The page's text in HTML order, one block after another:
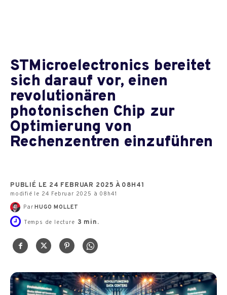
STMicroelectronics bereitet
sich darauf vor, einen
revolutionären
photonischen Chip zur
Optimierung von
Rechenzentren einzuführen
PUBLIÉ LE 24 FEBRUAR 2025 À 08H41
modifié le 24 Februar 2025 à 08h41
Par HUGO MOLLET
Temps de lecture 3 min.